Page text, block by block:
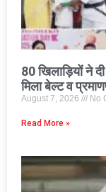
80 खिलाड़ियों ने
मिला बेल्ट व
August 7, 2026 No
Read More »